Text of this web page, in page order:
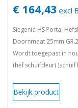
€ 164,43 excl
Siegenia HS Portal
Doornmaat 25mm
Wordt toegepast in
(hef schuifdeur) (schuif
Bekijk product